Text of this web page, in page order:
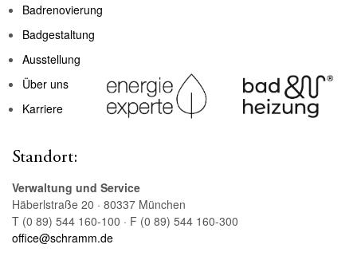
Badrenovierung
Badgestaltung
Ausstellung
Über uns
Karriere
Standort:
Verwaltung und Service
Häberlstraße 20 · 80337 München
T (0 89) 544 160-100 · F (0 89) 544 160-300
office@schramm.de